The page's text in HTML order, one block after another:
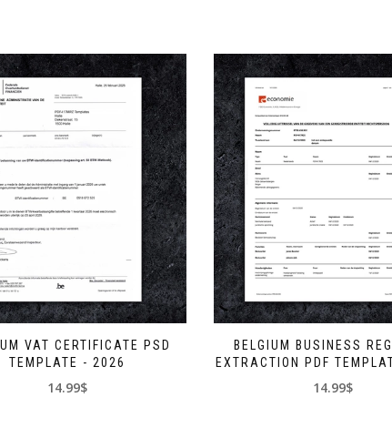
VAT CERTIFICATE PSD
TEMPLATE - 2026
14.99$
BELGIUM BUSINESS
EXTRACTION PDF
14.99$